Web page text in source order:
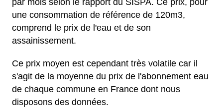
par mois selon le rapport du SISPA. Ce prix, pour
une consommation de référence de 120m3,
comprend le prix de l'eau et de son
assainissement.
Ce prix moyen est cependant très volatile car il
s'agit de la moyenne du prix de l'abonnement eau
de chaque commune en France dont nous
disposons des données.